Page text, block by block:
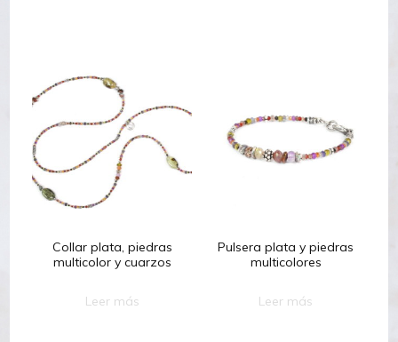
Collar plata, piedras
multicolor y cuarzos
Leer más
Pulsera plata y piedras
multicolores
Leer más